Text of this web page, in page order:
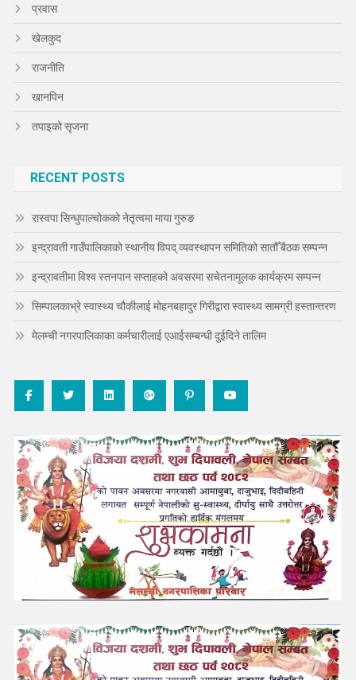
प्रवास
खेलकुद
राजनीति
खानपिन
तपाइको सृजना
RECENT POSTS
रास्वपा सिन्धुपाल्चोकको नेतृत्वमा माया गुरुङ
इन्द्रावती गाउँपालिकाको स्थानीय विपद् व्यवस्थापन समितिको सातौँ बैठक सम्पन्न
इन्द्रावतीमा विश्व स्तनपान सप्ताहको अवसरमा सचेतनामूलक कार्यक्रम सम्पन्न
सिम्पालकाभ्रे स्वास्थ्य चौकीलाई मोहनबहादुर गिरीद्वारा स्वास्थ्य सामग्री हस्तान्तरण
मेलम्ची नगरपालिकाका कर्मचारीलाई एआईसम्बन्धी दुईदिने तालिम